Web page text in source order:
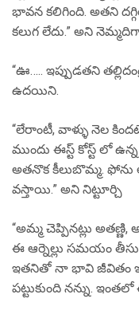
భావన కలిగింది. అతని
కలుగ లేదు.” అని
“ఊ….. ఇప్పుడతని
ఉదయిని.
“లేరాంటీ, వాళ్ళు నెల
ముందు ఈస్ట్ కోస్ట్ లో
అతనొక కీలుబొమ్మ. ఫోను లో
వస్తాయి.” అని నిట్టూర్చి
“అమ్మ చెప్పినట్లు
ఈ ఆర్నెల్లు సమయం
ఇతనితో నా భావి జీవితం
పట్టుకుంది నన్ను.